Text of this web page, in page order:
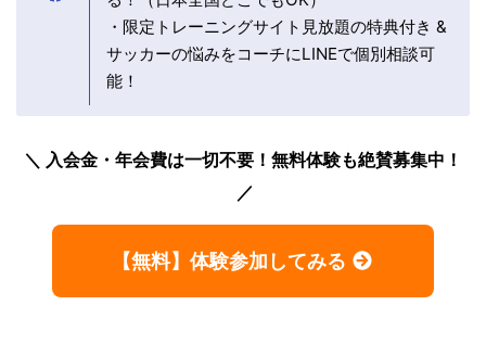
・限定トレーニングサイト見放題の特典付き &
サッカーの悩みをコーチにLINEで個別相談可
能！
入会金・年会費は一切不要！無料体験も絶賛募集中！
【無料】体験参加してみる